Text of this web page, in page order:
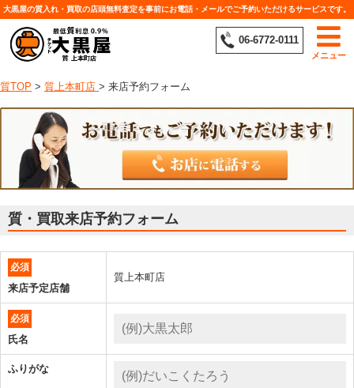
大黒屋の質入れ・買取の店頭無料査定を事前にお電話・メールでご予約いただけるサービスです。
メニュー
06-6772-0111
質TOP > 質上本町店 > 来店予約フォーム
質・買取来店予約フォーム
必須
来店予定店舗
質上本町店
必須
氏名
ふりがな